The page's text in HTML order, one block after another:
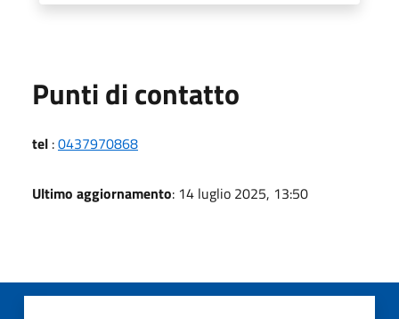
Punti di contatto
tel :0437970868
Ultimo aggiornamento: 14 luglio 2025, 13:50